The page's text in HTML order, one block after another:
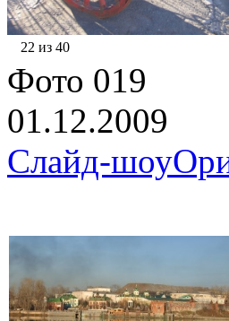
22 из 40
Фото 019
01.12.2009
Слайд-шоу